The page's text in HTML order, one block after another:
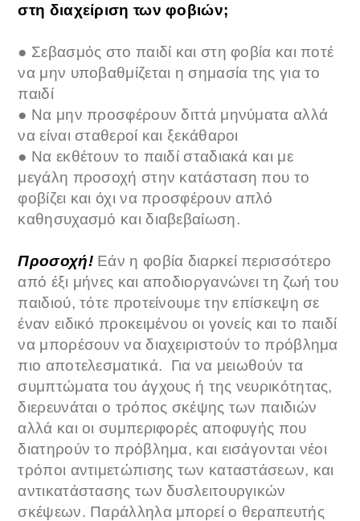
στη διαχείριση των φοβιών;
● Σεβασμός στο παιδί και στη φοβία και ποτέ
να μην υποβαθμίζεται η σημασία της για το
παιδί
● Να μην προσφέρουν διττά μηνύματα αλλά
να είναι σταθεροί και ξεκάθαροι
● Να εκθέτουν το παιδί σταδιακά και με
μεγάλη προσοχή στην κατάσταση που το
φοβίζει και όχι να προσφέρουν απλό
καθησυχασμό και διαβεβαίωση.
Προσοχή! Εάν η φοβία διαρκεί περισσότερο
από έξι μήνες και αποδιοργανώνει τη ζωή του
παιδιού, τότε προτείνουμε την επίσκεψη σε
έναν ειδικό προκειμένου οι γονείς και το παιδί
να μπορέσουν να διαχειριστούν το πρόβλημα
πιο αποτελεσματικά. Για να μειωθούν τα
συμπτώματα του άγχους ή της νευρικότητας,
διερευνάται ο τρόπος σκέψης των παιδιών
αλλά και οι συμπεριφορές αποφυγής που
διατηρούν το πρόβλημα, και εισάγονται νέοι
τρόποι αντιμετώπισης των καταστάσεων, και
αντικατάστασης των δυσλειτουργικών
σκέψεων. Παράλληλα μπορεί ο θεραπευτής